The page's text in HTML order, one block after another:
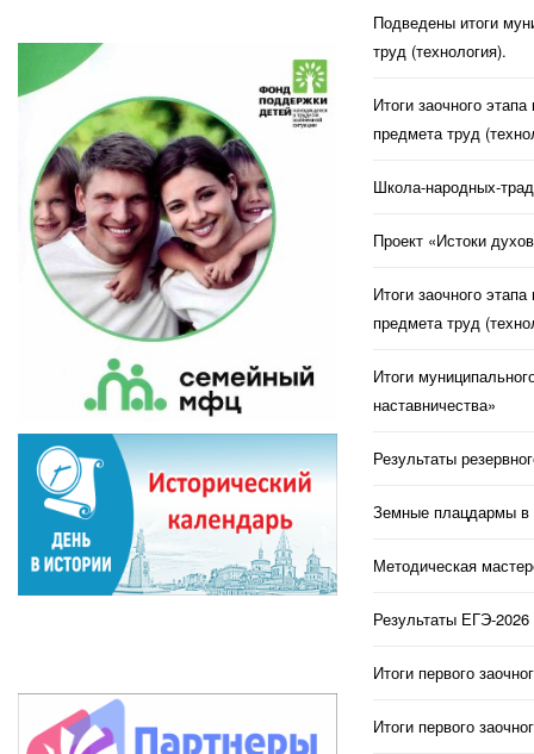
Подведены итоги
труд (технология).
Итоги заочного
предмета труд
Школа-народных-
Проект «Истоки
Итоги заочного
предмета труд
Итоги
наставничества»
Результаты
Земные плацдармы в
Методическая
Результаты ЕГЭ-
Итоги первого
Итоги первого